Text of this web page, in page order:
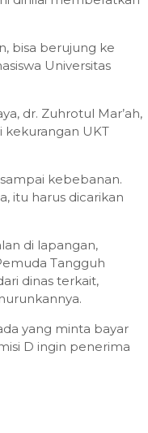
bisa berujung ke
Universitas
dr. Zuhrotul Mar’ah,
UKT
kebebanan.
itu harus dicarikan
di lapangan,
Tangguh
dinas terkait,
yang minta bayar
D ingin penerima